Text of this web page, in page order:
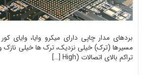
بردهای مدار چاپی دارای میکرو وایا، وایای
مسیرها (ترک) خیلی نزدیک، ترک ها خیلی نازک و
تراکم بالای اتصالات (High […]